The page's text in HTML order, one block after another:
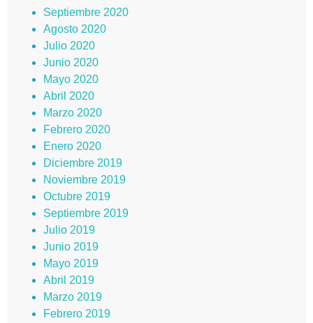
Septiembre 2020
Agosto 2020
Julio 2020
Junio 2020
Mayo 2020
Abril 2020
Marzo 2020
Febrero 2020
Enero 2020
Diciembre 2019
Noviembre 2019
Octubre 2019
Septiembre 2019
Julio 2019
Junio 2019
Mayo 2019
Abril 2019
Marzo 2019
Febrero 2019